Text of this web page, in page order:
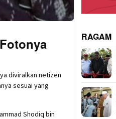
diviralkan netizen
sesuai yang
Shodiq bin
RAGAM